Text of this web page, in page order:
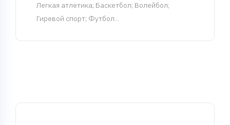
Легкая атлетика; Баскетбол; Волейбол;
Гиревой спорт; Футбол...